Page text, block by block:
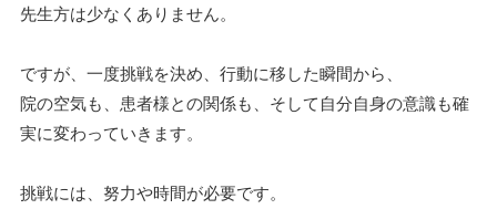
先生方は少なくありません。
ですが、一度挑戦を決め、行動に移した瞬間から、
院の空気も、患者様との関係も、そして自分自身の意識も確
実に変わっていきます。
挑戦には、努力や時間が必要です。